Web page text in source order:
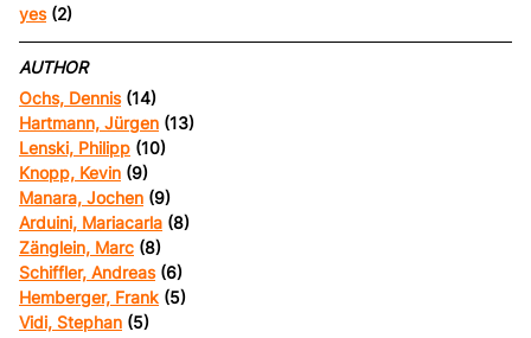
yes(2)
AUTHOR
Ochs, Dennis(14)
Hartmann, Jürgen (13)
Lenski, Philipp (10)
Knopp, Kevin (9)
Manara, Jochen (9)
Arduini, Mariacarla (8)
Zänglein, Marc (8)
Schiffler, Andreas(6)
Hemberger, Frank (5)
Vidi, Stephan (5)